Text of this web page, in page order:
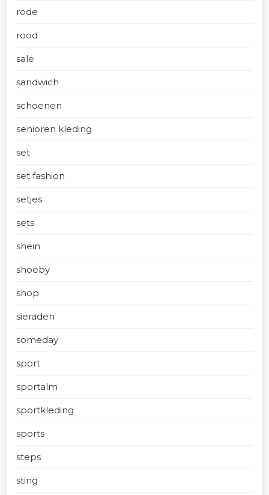
rode
rood
sale
sandwich
schoenen
senioren kleding
set
set fashion
setjes
sets
shein
shoeby
shop
sieraden
someday
sport
sportalm
sportkleding
sports
steps
sting